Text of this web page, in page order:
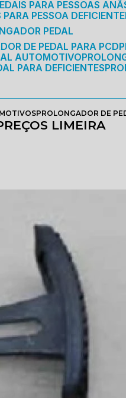
PARA PESSOAS
PARA PESSOA DEFICIENTE
PEDAL
DE PEDAL PARA PCD
AUTOMOTIVO
PARA DEFICIENTES
PROLONGADOR DE
LIMEIRA